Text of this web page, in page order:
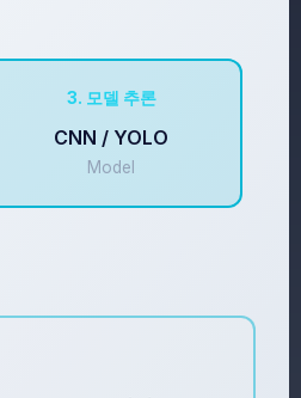
3. 모델 추론
CNN / YOLO
Model